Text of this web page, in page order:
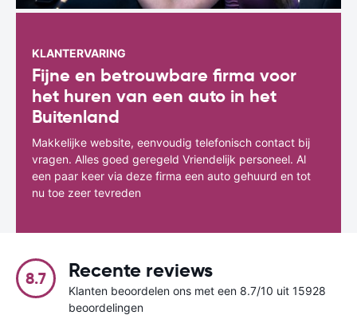
KLANTERVARING
Fijne en betrouwbare firma voor
het huren van een auto in het
Buitenland
Makkelijke website, eenvoudig telefonisch contact bij
vragen. Alles goed geregeld Vriendelijk personeel. Al
een paar keer via deze firma een auto gehuurd en tot
nu toe zeer tevreden
8.7 Recente reviews
Klanten beoordelen ons met een 8.7/10 uit 15928
beoordelingen